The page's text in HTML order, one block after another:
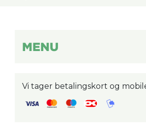
MENU
Vi tager betalingskort og